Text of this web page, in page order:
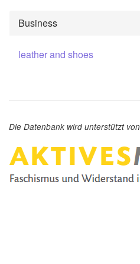
Business
leather and shoes
Die Datenbank wird unterstützt von